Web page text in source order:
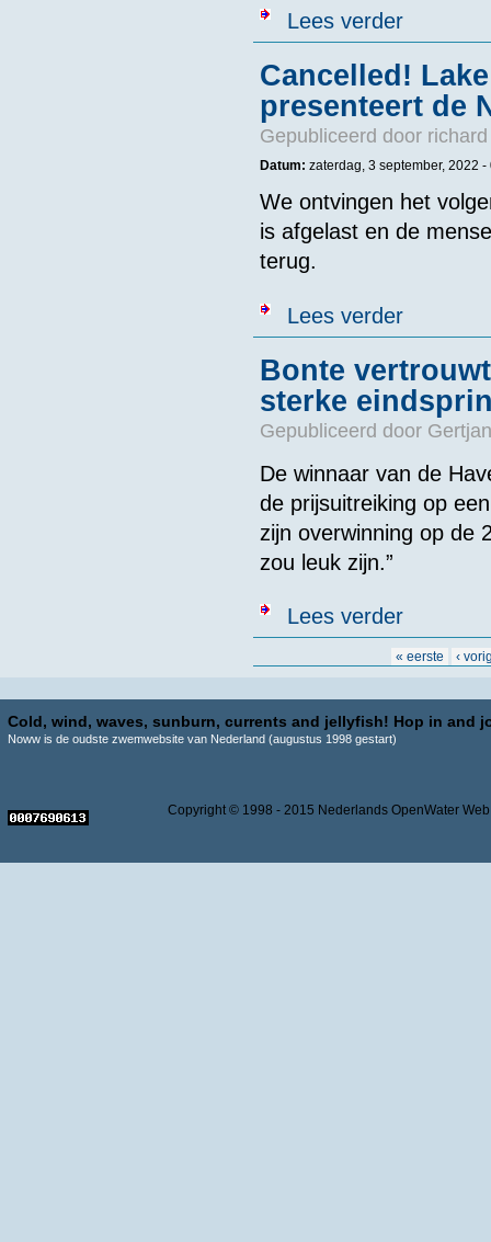
Lees verderover
Cancelled!
presenteert de
Gepubliceerd door
Datum: zaterdag, 3 september, 2022 -
We ontvingen het
is afgelast en de
terug.
Lees verderover
Bonte
sterke
Gepubliceerd door
De winnaar van de
de prijsuitreiking op
zijn overwinning op de
zou leuk zijn.”
Lees verderover Bonte
« eerste ‹
Cold, wind, waves, sunburn, currents and jellyfish! Hop in and
Noww is de oudste zwemwebsite van Nederland (augustus 1998 gestart)
Copyright © 1998 - 2015 Nederlands OpenWater